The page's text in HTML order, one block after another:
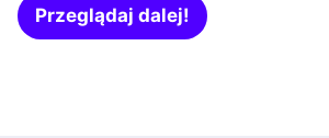
Przeglądaj dalej!